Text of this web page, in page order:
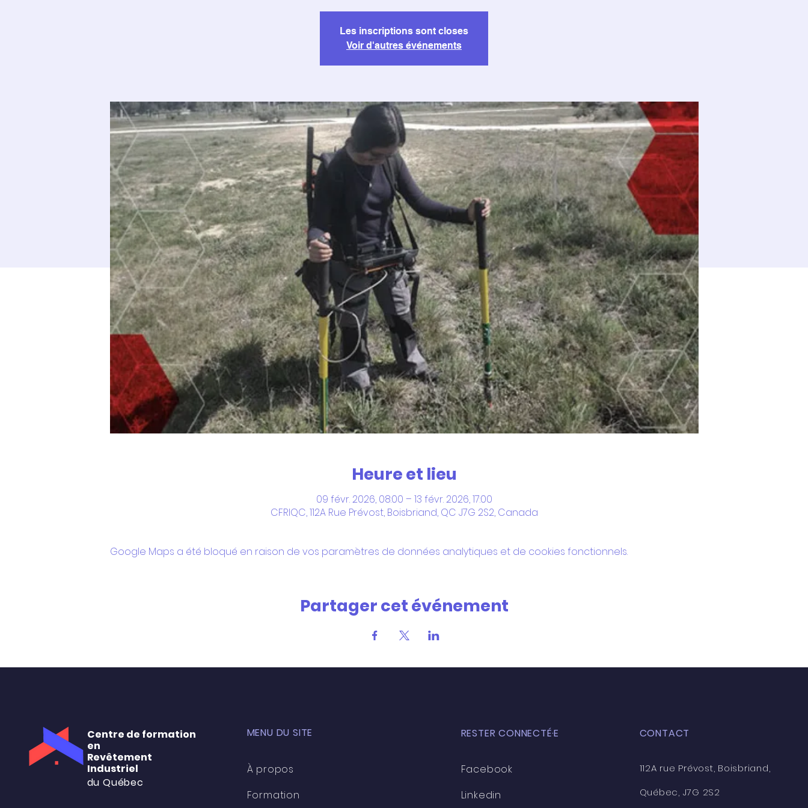
Les inscriptions sont closes
Voir d'autres événements
Heure et lieu
09 févr. 2026, 08:00 – 13 févr. 2026, 17:00
CFRIQC, 112A Rue Prévost, Boisbriand, QC J7G 2S2, Canada
Google Maps a été bloqué en raison de vos paramètres de données analytiques et de cookies fonctionnels.
Partager cet événement
Centre de formation
en
Revêtement
Industriel
du Québec
MENU DU SITE
À propos
Formation
RESTER CONNECTÉ·E
Facebook
Linkedin
CONTACT
112A rue Prévost, Boisbriand,
Québec, J7G 2S2